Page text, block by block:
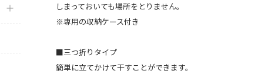
しまっておいても場所をとりません。
※専用の収納ケース付き
■三つ折りタイプ
簡単に立てかけて干すことができます。